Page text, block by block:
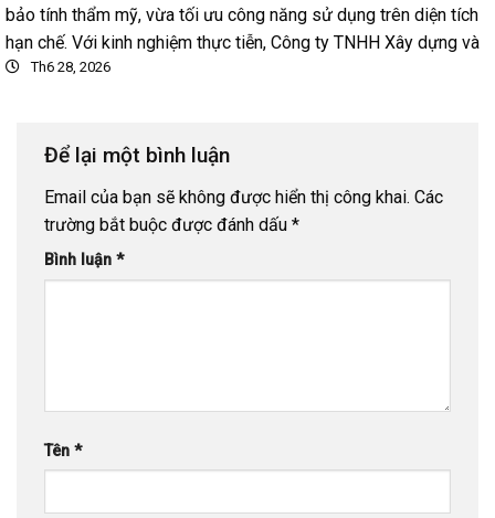
bảo tính thẩm mỹ, vừa tối ưu công năng sử dụng trên diện tích
hạn chế. Với kinh nghiệm thực tiễn, Công ty TNHH Xây dựng và
Th6 28, 2026
Để lại một bình luận
Email của bạn sẽ không được hiển thị công khai. Các
trường bắt buộc được đánh dấu *
Bình luận *
Tên *